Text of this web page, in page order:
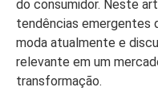
do consumidor. Neste
tendências emergentes
moda atualmente e
relevante em um
transformação.